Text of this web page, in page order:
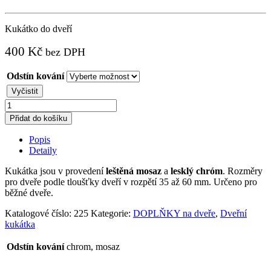
Kukátko do dveří
400 Kč bez DPH
Odstín kování
Vyčistit
Dveřní
kukátko
35-
quantity
Přidat do košíku
Popis
Detaily
Kukátka jsou v provedeníleštěná mosaz a lesklý chróm. Rozměry
pro dveře podle tloušťky dveří v rozpětí 35 až 60 mm. Určeno pro
běžné dveře.
Katalogové číslo: 225 Kategorie: DOPLŇKY na dveře, Dveřní
kukátka
Odstín kování chrom, mosaz